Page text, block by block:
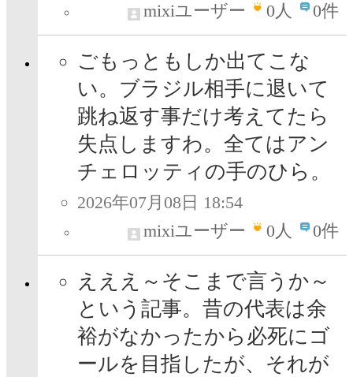
mixiユーザー
0人 0件
ごもっともしか出てこな
い。ブラジル相手に退いて
跳ね返す事だけ考えてたら
失点しますわ。全てはアン
チェロッティの手のひら。
2026年07月08日 18:54
mixiユーザー
0人 0件
えええ～そこまで言うか～
という記事。昔の代表は余
裕がなかったから必死にゴ
ールを目指したが、それが